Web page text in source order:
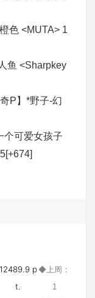
色 <MUTA> 1
鱼 <Sharpkey
P】*野子-幻
个可爱女孩子
12489.9 p
t.
◆上周：
1